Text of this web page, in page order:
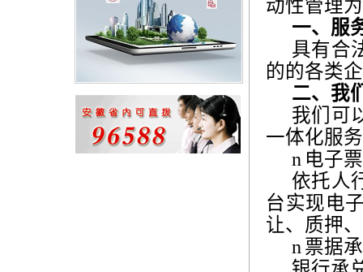
动性管理
一、服
具有合
的的各类
二、我
我们可
一体化服
n 电子
依托人
台实现电
让、质押
n 票据